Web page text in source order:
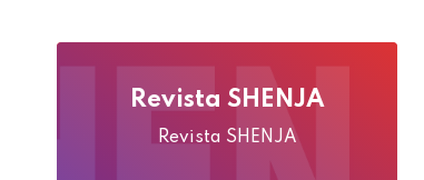
Revista SHENJA
Revista SHENJA